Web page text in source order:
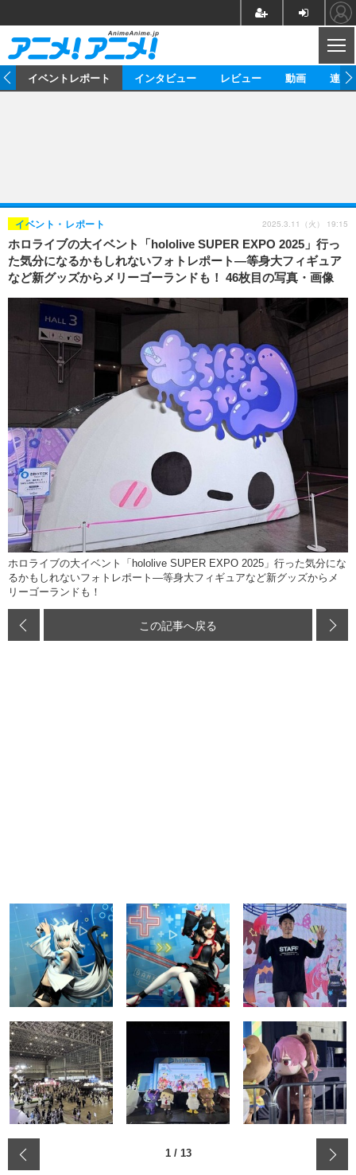
ゲーム グッズ
イベント 海外
海外イベント ビジネス
俳優・タレント アーティスト
ビジネス
アニメ 実写
書評 イベント
ゲーム 座談会
動画
アニメ 映画/ドラマ
アニメ！アニメ！TV ABEMA Cafe
連載・コラム
イベントレポート インタビュー レビュー 動画 連載
ホロライブの大イベント「hololive SUPER EXPO 2025」行っ
た気分になるかもしれないフォトレポート―等身大フィギュア
など新グッズからメリーゴーランドも！ 46枚目の写真・画像
イベント・レポート 2025.3.11（火） 19:15
ホロライブの大イベント「hololive SUPER EXPO 2025」行った気分にな
るかもしれないフォトレポート―等身大フィギュアなど新グッズからメ
リーゴーランドも！
この記事へ戻る
1/ 13